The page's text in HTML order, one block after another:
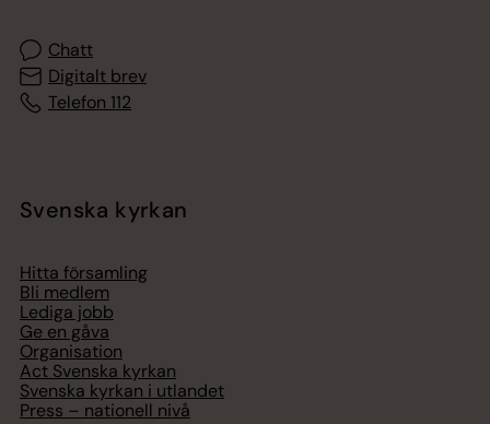
Chatt
Digitalt brev
Telefon 112
Svenska kyrkan
Hitta församling
Bli medlem
Lediga jobb
Ge en gåva
Organisation
Act Svenska kyrkan
Svenska kyrkan i utlandet
Press – nationell nivå